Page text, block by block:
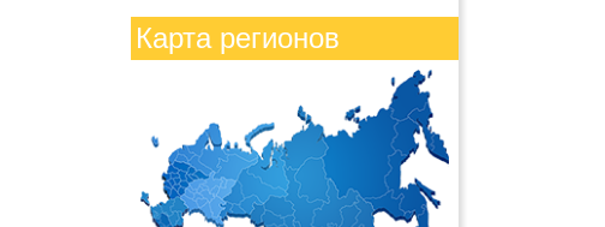
Карта регионов